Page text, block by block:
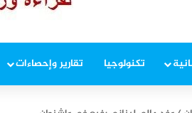
تكنولوجيا تقارير وإحصاءات